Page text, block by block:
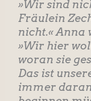
»Wir sind
Fräulein
nicht.« Anna
»Wir hier
woran sie
Das ist
immer